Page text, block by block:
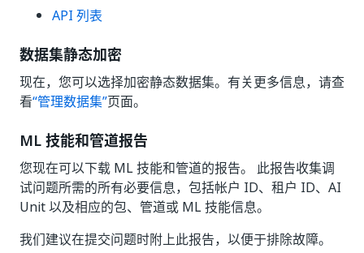
API 列表
数据集静态加密
现在，您可以选择加密静态数据集。有关更多信息，请查
看“管理数据集”页面。
ML 技能和管道报告
您现在可以下载 ML 技能和管道的报告。 此报告收集调
试问题所需的所有必要信息，包括帐户 ID、租户 ID、AI
Unit 以及相应的包、管道或 ML 技能信息。
我们建议在提交问题时附上此报告，以便于排除故障。